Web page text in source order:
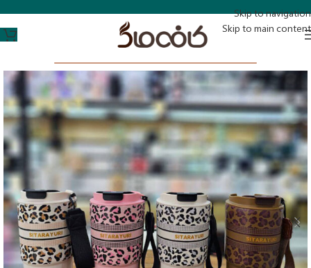
Skip to navigation
Skip to main content